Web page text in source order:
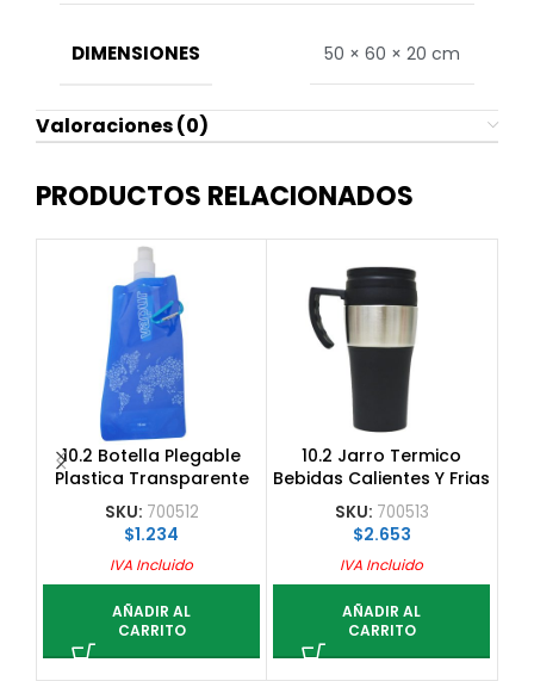
DIMENSIONES 50 × 60 × 20 cm
Valoraciones (0)
PRODUCTOS RELACIONADOS
10.2 Botella Plegable
Plastica Transparente
480 Ml
SKU: 700512
$1.234
IVA Incluido
AÑADIR AL
CARRITO
10.2 Jarro Termico
Bebidas Calientes Y Frias
450 Ml
SKU: 700513
$2.653
IVA Incluido
AÑADIR AL
CARRITO